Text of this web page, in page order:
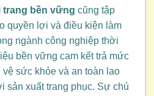
trang bền vững cũng tập
quyền lợi và điều kiện làm
ngành công nghiệp thời
bền vững cam kết trả mức
sức khỏe và an toàn lao
sản xuất trang phục. Sự chú